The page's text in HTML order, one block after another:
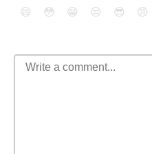
😄 😳 😁 😒 😎 😠